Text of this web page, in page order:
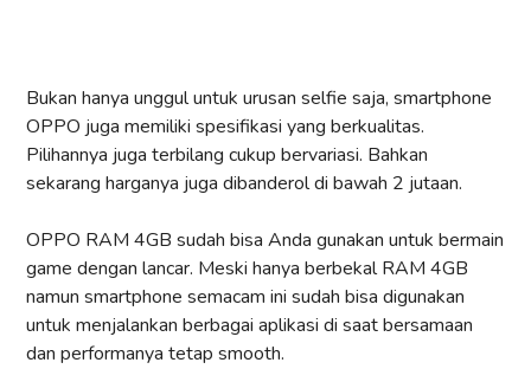
Bukan hanya unggul untuk urusan selfie saja, smartphone
OPPO juga memiliki spesifikasi yang berkualitas.
Pilihannya juga terbilang cukup bervariasi. Bahkan
sekarang harganya juga dibanderol di bawah 2 jutaan.
OPPO RAM 4GB sudah bisa Anda gunakan untuk bermain
game dengan lancar. Meski hanya berbekal RAM 4GB
namun smartphone semacam ini sudah bisa digunakan
untuk menjalankan berbagai aplikasi di saat bersamaan
dan performanya tetap smooth.